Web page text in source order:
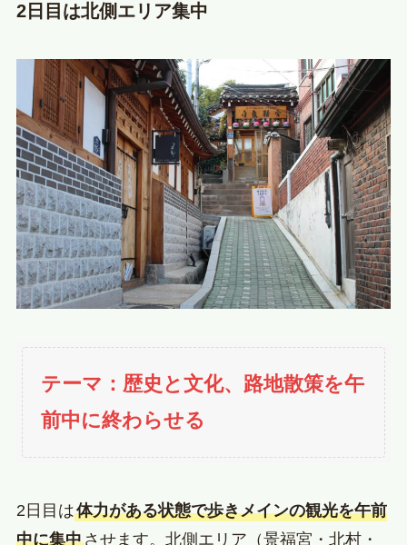
2日目は北側エリア集中
テーマ：歴史と文化、路地散策を午
前中に終わらせる
2日目は体力がある状態で歩きメインの観光を午前
中に集中させます。北側エリア（景福宮・北村・